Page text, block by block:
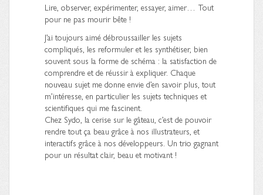
Lire, observer, expérimenter, essayer, aimer… Tout
pour ne pas mourir bête !
J’ai toujours aimé débroussailler les sujets
compliqués, les reformuler et les synthétiser, bien
souvent sous la forme de schéma : la satisfaction de
comprendre et de réussir à expliquer. Chaque
nouveau sujet me donne envie d’en savoir plus, tout
m’intéresse, en particulier les sujets techniques et
scientifiques qui me fascinent.
Chez Sydo, la cerise sur le gâteau, c’est de pouvoir
rendre tout ça beau grâce à nos illustrateurs, et
interactifs grâce à nos développeurs. Un trio gagnant
pour un résultat clair, beau et motivant !